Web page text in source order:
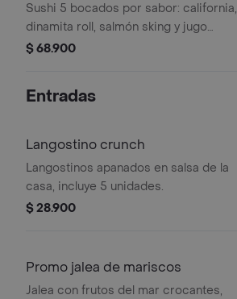
Sushi 5 bocados por sabor: california,
dinamita roll, salmón sking y jugo
natural sabor a elección
$ 68.900
Entradas
Langostino crunch
Langostinos apanados en salsa de la
casa, incluye 5 unidades.
$ 28.900
Promo jalea de mariscos
Jalea con frutos del mar crocantes,